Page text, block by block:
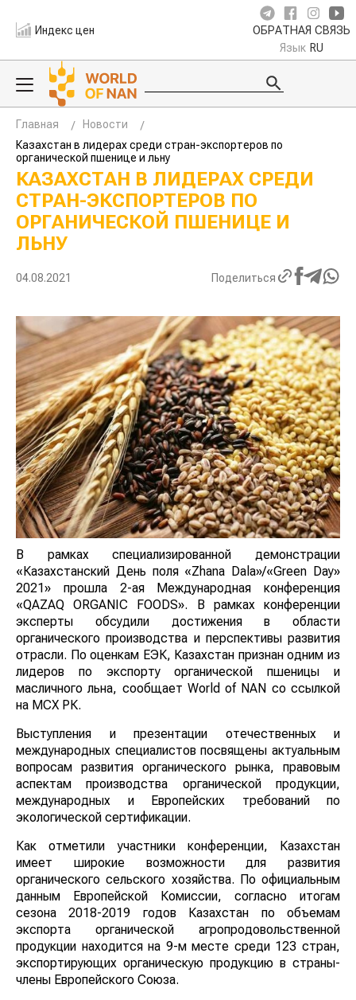
Индекс цен ОБРАТНАЯ СВЯЗЬ
Язык RU
Главная
Новости
Казахстан в лидерах среди стран-экспортеров по
органической пшенице и льну
КАЗАХСТАН В ЛИДЕРАХ СРЕДИ
СТРАН-ЭКСПОРТЕРОВ ПО
ОРГАНИЧЕСКОЙ ПШЕНИЦЕ И
ЛЬНУ
04.08.2021 Поделиться
В рамках специализированной демонстрации
«Казахстанский День поля «Zhana Dala»/«Green Day»
2021» прошла 2-ая Международная конференция
«QAZAQ ORGANIС FOODS». В рамках конференции
эксперты обсудили достижения в области
органического производства и перспективы развития
отрасли. По оценкам ЕЭК, Казахстан признан одним из
лидеров по экспорту органической пшеницы и
масличного льна, сообщает World of NAN со ссылкой
на МСХ РК.
Выступления и презентации отечественных и
международных специалистов посвящены актуальным
вопросам развития органического рынка, правовым
аспектам производства органической продукции,
международных и Европейских требований по
экологической сертификации.
Как отметили участники конференции, Казахстан
имеет широкие возможности для развития
органического сельского хозяйства. По официальным
данным Европейской Комиссии, согласно итогам
сезона 2018-2019 годов Казахстан по объемам
экспорта органической агропродовольственной
продукции находится на 9-м месте среди 123 стран,
экспортирующих органическую продукцию в страны-
члены Европейского Союза.